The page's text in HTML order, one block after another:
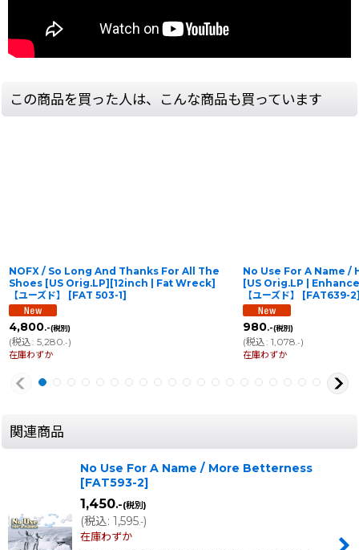
この商品を買った人は、こんな商品も買っています
NOFX / So Long And Thanks For All The
Shoes [US Orig.LP][12inch | Fat Wreck]
【ユーズド】
[FAT 503-1]
4,800.-(税別)
(税込: 5,280.-)
在庫わずか
No Use For A Name /
[US Orig.LP |
【ユーズド】
[FAT639-2
980.-(税別)
(税込: 1,078.-)
在庫わずか
関連商品
No Use For A Name / More Betterness
[FAT593-2]
1,450.-(税別)
(税込: 1,595.-)
在庫わずか